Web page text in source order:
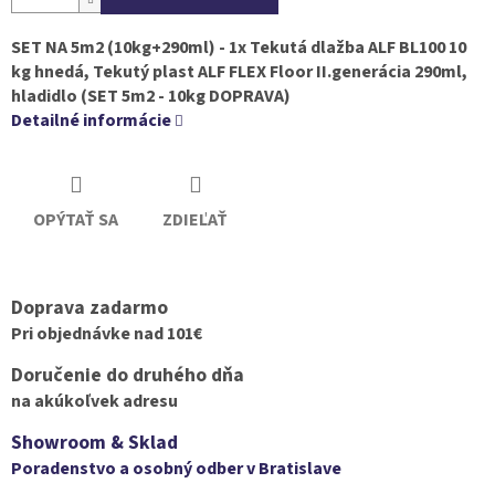
SET NA 5m2 (10kg+290ml) - 1x Tekutá dlažba ALF BL100 10
kg hnedá, Tekutý plast ALF FLEX Floor II.generácia 290ml,
hladidlo (SET 5m2 - 10kg DOPRAVA)
Detailné informácie
OPÝTAŤ SA ZDIEĽAŤ
Doprava zadarmo
Pri objednávke nad 101€
Doručenie do druhého dňa
na akúkoľvek adresu
Showroom & Sklad
Poradenstvo a osobný odber v Bratislave